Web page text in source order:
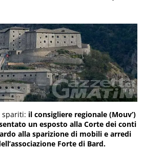
spariti: il consigliere regionale (Mouv’)
un esposto alla Corte dei conti
alla sparizione di mobili e arredi
Forte di Bard.